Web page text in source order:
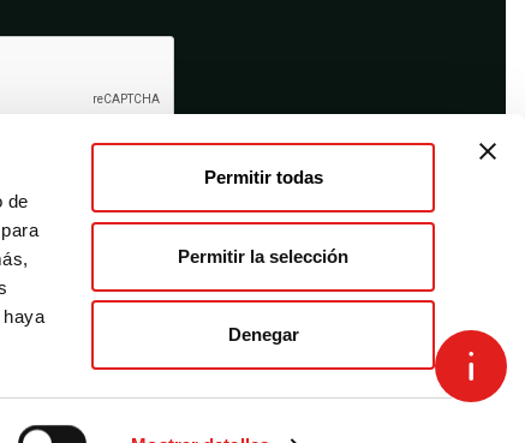
de
Permitir todas
Permitir la selección
Denegar
Desistimiento